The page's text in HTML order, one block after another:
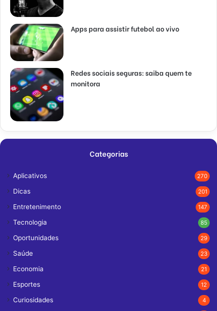
Apps para assistir futebol ao vivo
Redes sociais seguras: saiba quem te
monitora
Categorias
Aplicativos 270
Dicas 201
Entretenimento 147
Tecnologia 85
Oportunidades 29
Saúde 23
Economia 21
Esportes 12
Curiosidades 4